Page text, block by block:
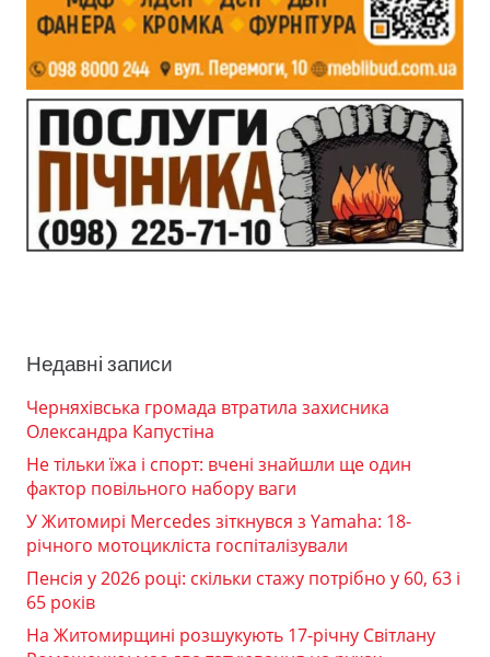
Недавні записи
Черняхівська громада втратила захисника
Олександра Капустіна
Не тільки їжа і спорт: вчені знайшли ще один
фактор повільного набору ваги
У Житомирі Mercedes зіткнувся з Yamaha: 18-
річного мотоцикліста госпіталізували
Пенсія у 2026 році: скільки стажу потрібно у 60, 63 і
65 років
На Житомирщині розшукують 17-річну Світлану